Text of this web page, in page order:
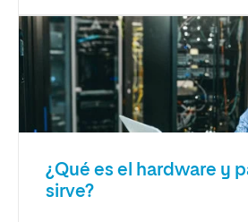
¿Qué es el hardware y
sirve?